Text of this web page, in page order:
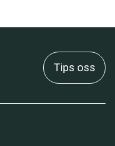
Tips oss